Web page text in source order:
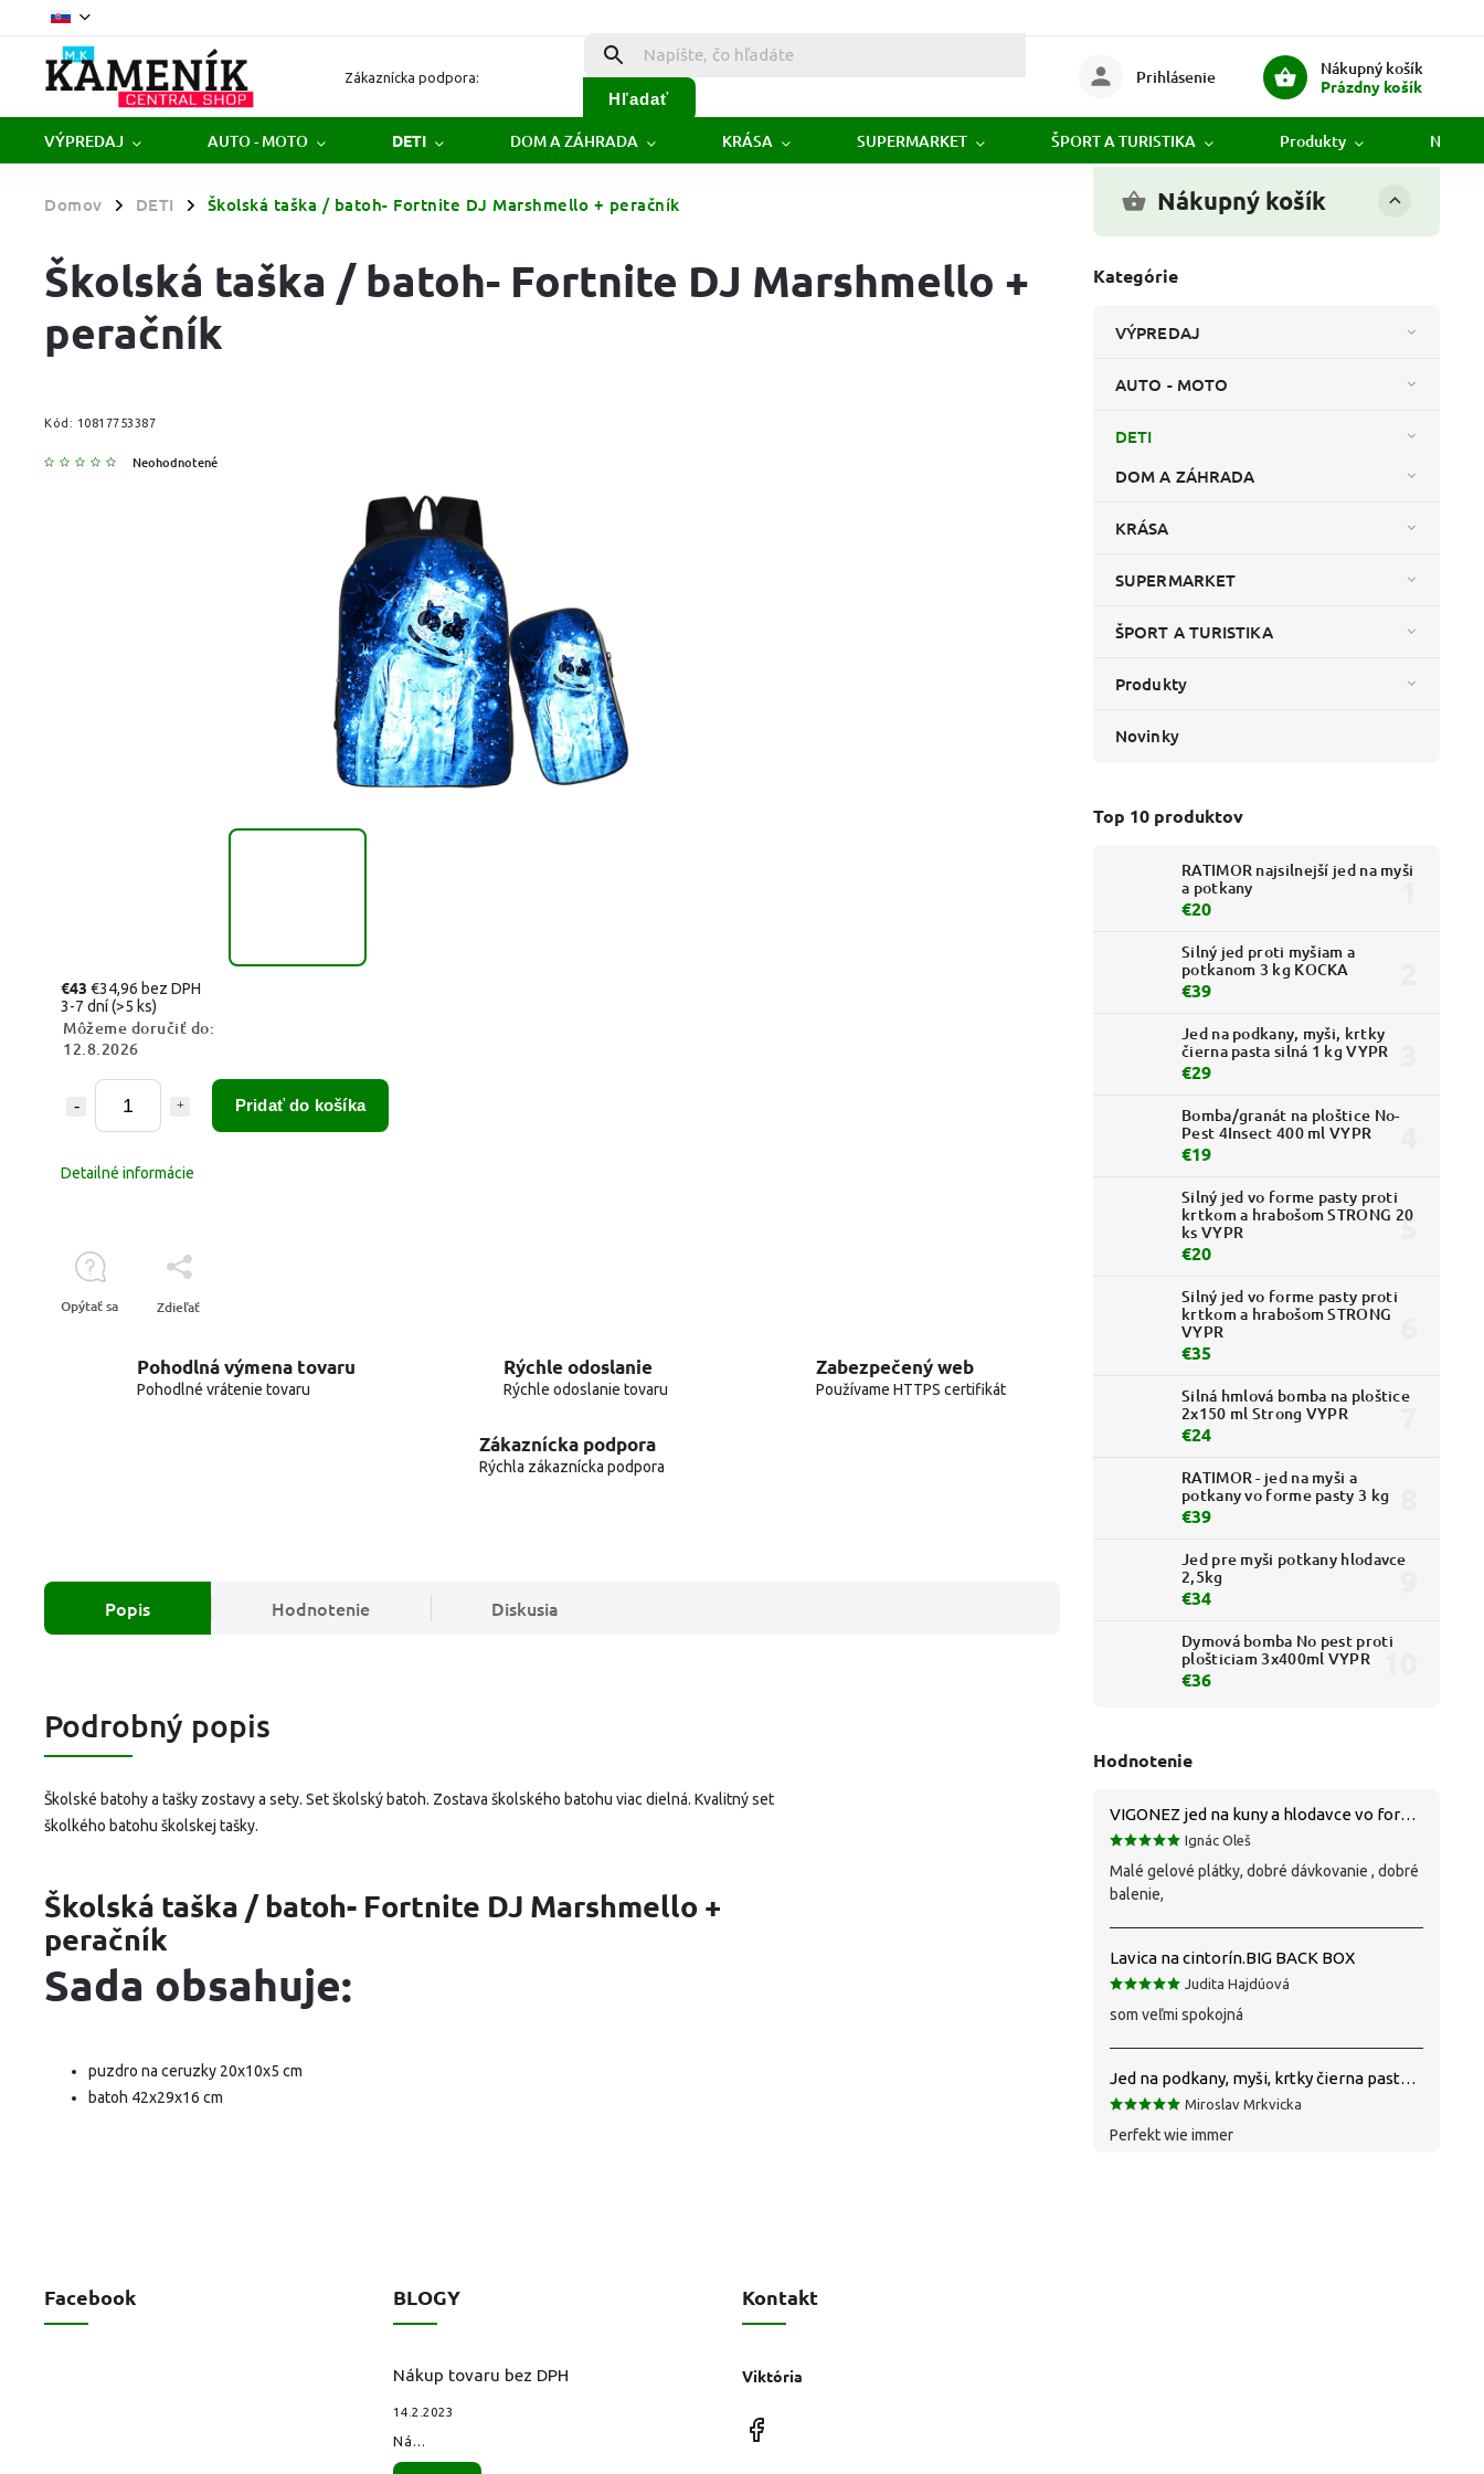
Zákaznícka podpora:
Hľadať
Nákupný košík
Prázdny košík
Prihlásenie
VÝPREDAJ AUTO - MOTO DETI DOM A ZÁHRADA KRÁSA SUPERMARKET ŠPORT A TURISTIKA Produkty
Domov / DETI / Školská taška / batoh- Fortnite DJ Marshmello + peračník Nákupný košík
Kategórie
VÝPREDAJ
AUTO - MOTO
DETI
DOM A ZÁHRADA
KRÁSA
SUPERMARKET
ŠPORT A TURISTIKA
Produkty
Novinky
Top 10 produktov
RATIMOR najsilnejší jed na myši
a potkany
€20
Silný jed proti myšiam a
potkanom 3 kg KOCKA
€39
Jed na podkany, myši, krtky
čierna pasta silná 1 kg VYPR
€29
Bomba/granát na ploštice No-
Pest 4Insect 400 ml VYPR
€19
Silný jed vo forme pasty proti
krtkom a hrabošom STRONG 20
ks VYPR
€20
Silný jed vo forme pasty proti
krtkom a hrabošom STRONG
VYPR
€35
Silná hmlová bomba na ploštice
2x150 ml Strong VYPR
€24
RATIMOR - jed na myši a
potkany vo forme pasty 3 kg
€39
Jed pre myši potkany hlodavce
2,5kg
€34
Dymová bomba No pest proti
plošticiam 3x400ml VYPR
€36
Hodnotenie
VIGONEZ jed na kuny a hlodavce vo forme pasty 1,5 kg
Ignác Oleš
Malé gelové plátky, dobré dávkovanie , dobré
balenie,
Lavica na cintorín.BIG BACK BOX
Judita Hajdúová
som veľmi spokojná
Jed na podkany, myši, krtky čierna pasta silná 1 kg VYPR
Miroslav Mrkvicka
Perfekt wie immer
Školská taška / batoh- Fortnite DJ Marshmello +
peračník
Kód: 10817753387
Neohodnotené
€43 €34,96 bez DPH
3-7 dní(>5 ks)
Môžeme doručiť do:
12.8.2026
Pridať do košíka
Detailné informácie
Opýtať sa Zdieľať
Pohodlná výmena tovaru
Pohodlné vrátenie tovaru
Rýchle odoslanie
Rýchle odoslanie tovaru
Zabezpečený web
Používame HTTPS certifikát
Zákaznícka podpora
Rýchla zákaznícka podpora
Popis Hodnotenie Diskusia
Podrobný popis
Školské batohy a tašky zostavy a sety. Set školský batoh. Zostava školského batohu viac dielná. Kvalitný set
školkého batohu školskej tašky.
Školská taška / batoh- Fortnite DJ Marshmello +
peračník
Sada obsahuje:
puzdro na ceruzky 20x10x5 cm
batoh 42x29x16 cm
Facebook BLOGY
Nákup tovaru bez DPH
14.2.2023
Ná...
Kontakt
Viktória